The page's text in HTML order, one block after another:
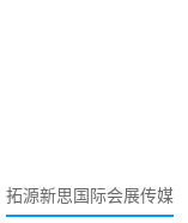
拓源新思国际会展传媒